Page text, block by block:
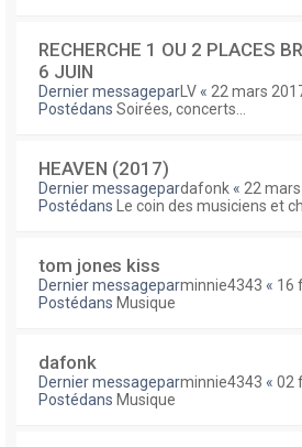
RECHERCHE 1 OU 2 PLACES
6 JUIN
Dernier messagepar LV « 22 mars
Postédans Soirées, concerts...
HEAVEN (2017)
Dernier messagepardafonk « 22
Postédans
Le coin des musiciens et
tom jones kiss
Dernier messageparminnie4343 « 16
Postédans Musique
dafonk
Dernier messageparminnie4343 « 02
Postédans Musique